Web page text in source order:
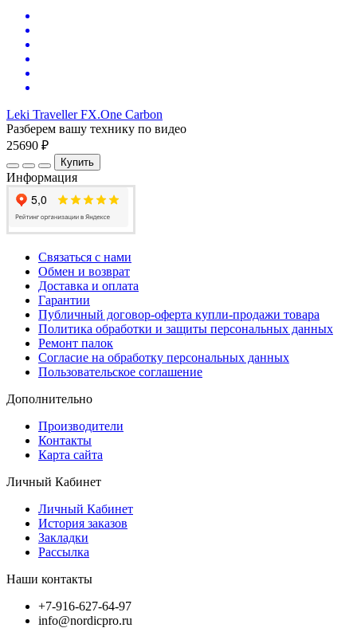
Leki Traveller FX.One Carbon
Разберем вашу технику по видео
25690 ₽
Купить
Информация
Связаться с нами
Обмен и возврат
Доставка и оплата
Гарантии
Публичный договор-оферта купли-продажи товара
Политика обработки и защиты персональных данных
Ремонт палок
Согласие на обработку персональных данных
Пользовательское соглашение
Дополнительно
Производители
Контакты
Карта сайта
Личный Кабинет
Личный Кабинет
История заказов
Закладки
Рассылка
Наши контакты
+7-916-627-64-97
info@nordicpro.ru